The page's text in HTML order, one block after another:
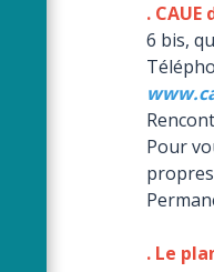
. CAUE
6 bis,
Pour
. Le